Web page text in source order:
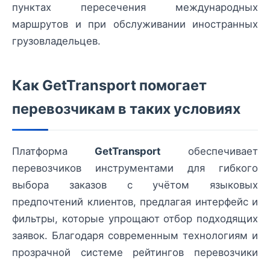
пунктах пересечения международных
маршрутов и при обслуживании иностранных
грузовладельцев.
Как GetTransport помогает
перевозчикам в таких условиях
Платформа GetTransport обеспечивает
перевозчиков инструментами для гибкого
выбора заказов с учётом языковых
предпочтений клиентов, предлагая интерфейс и
фильтры, которые упрощают отбор подходящих
заявок. Благодаря современным технологиям и
прозрачной системе рейтингов перевозчики